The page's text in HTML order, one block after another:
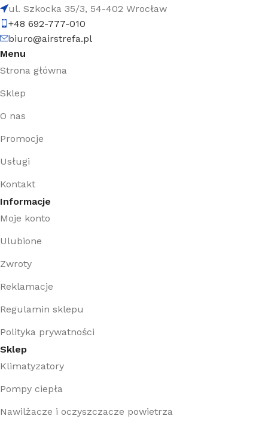
ul. Szkocka 35/3, 54-402 Wrocław
+48 692-777-010
biuro@airstrefa.pl
Menu
Strona główna
Sklep
O nas
Promocje
Usługi
Kontakt
Informacje
Moje konto
Ulubione
Zwroty
Reklamacje
Regulamin sklepu
Polityka prywatności
Sklep
Klimatyzatory
Pompy ciepła
Nawilżacze i oczyszczacze powietrza